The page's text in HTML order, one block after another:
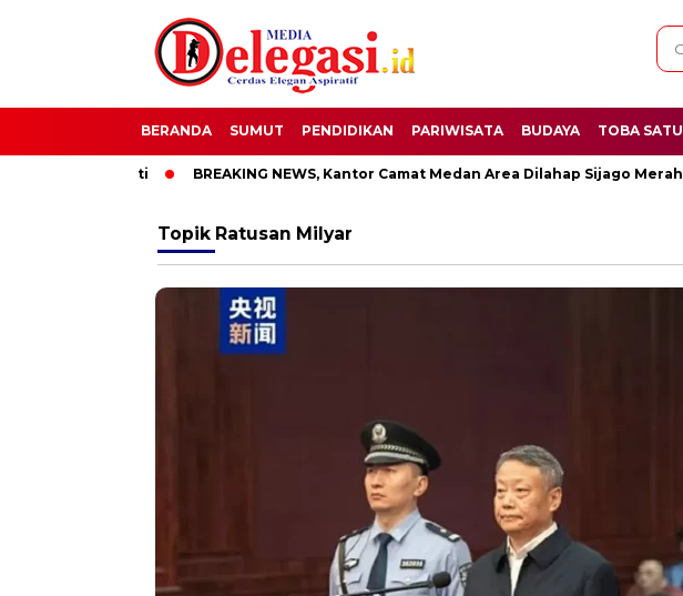
BERANDA SUMUT PENDIDIKAN PARIWISATA BUDAYA TOBA SATU
BREAKING NEWS, Kantor Camat Medan Area Dilahap Sijago Merah
Topik Ratusan Milyar